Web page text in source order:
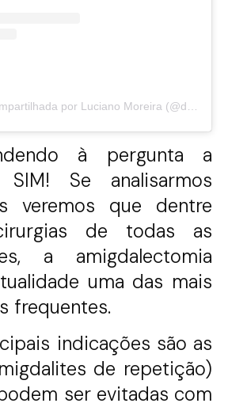
Uma publicação compartilhada por Luciano Moreira (@drlucianootorrino)
à pergunta a
Se analisarmos
veremos que dentre
de todas as
a amigdalectomia
uma das mais
frequentes.
indicações são as
de repetição)
ser evitadas com